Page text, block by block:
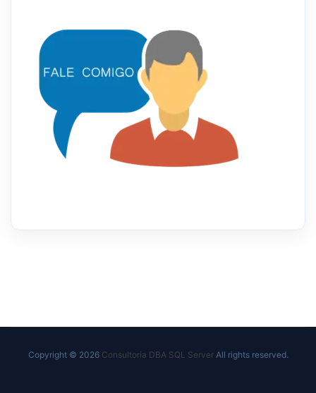
Copyright © 2026 Consultoria DBA SQL ServerAll rights reserved.